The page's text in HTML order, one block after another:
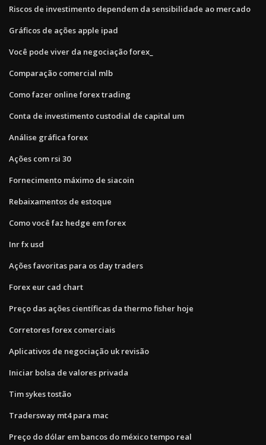
Riscos de investimento dependem da sensibilidade ao mercado
Gráficos de ações apple ipad
Você pode viver da negociação forex_
Comparação comercial mlb
Como fazer online forex trading
Conta de investimento custodial de capital um
Análise gráfica forex
Ações com rsi 30
Fornecimento máximo de siacoin
Rebaixamentos de estoque
Como você faz hedge em forex
Inr fx usd
Ações favoritas para os day traders
Forex eur cad chart
Preço das ações científicas da thermo fisher hoje
Corretores forex comerciais
Aplicativos de negociação uk revisão
Iniciar bolsa de valores privada
Tim sykes tostão
Tradersway mt4 para mac
Preço do dólar em bancos do méxico tempo real